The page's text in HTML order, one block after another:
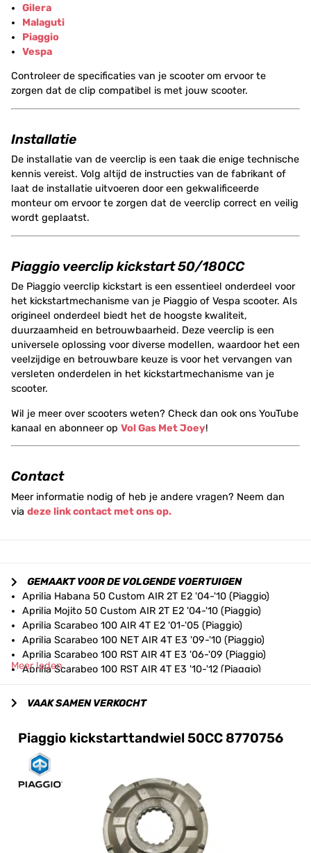
Gilera
Malaguti
Piaggio
Vespa
Controleer de specificaties van je scooter om ervoor te
zorgen dat de clip compatibel is met jouw scooter.
Installatie
De installatie van de veerclip is een taak die enige technische
kennis vereist. Volg altijd de instructies van de fabrikant of
laat de installatie uitvoeren door een gekwalificeerde
monteur om ervoor te zorgen dat de veerclip correct en veilig
wordt geplaatst.
Piaggio veerclip kickstart 50/180CC
De Piaggio veerclip kickstart is een essentieel onderdeel voor
het kickstartmechanisme van je Piaggio of Vespa scooter. Als
origineel onderdeel biedt het de hoogste kwaliteit,
duurzaamheid en betrouwbaarheid. Deze veerclip is een
universele oplossing voor diverse modellen, waardoor het een
veelzijdige en betrouwbare keuze is voor het vervangen van
versleten onderdelen in het kickstartmechanisme van je
scooter.
Wil je meer over scooters weten? Check dan ook ons YouTube
kanaal en abonneer op Vol Gas Met Joey!
Contact
Meer informatie nodig of heb je andere vragen? Neem dan
via deze link contact met ons op.
GEMAAKT VOOR DE VOLGENDE VOERTUIGEN
Aprilia Habana 50 Custom AIR 2T E2 '04-'10 (Piaggio)
Aprilia Mojito 50 Custom AIR 2T E2 '04-'10 (Piaggio)
Aprilia Scarabeo 100 AIR 4T E2 '01-'05 (Piaggio)
Aprilia Scarabeo 100 NET AIR 4T E3 '09-'10 (Piaggio)
Aprilia Scarabeo 100 RST AIR 4T E3 '06-'09 (Piaggio)
Aprilia Scarabeo 100 RST AIR 4T E3 '10-'12 (Piaggio)
Aprilia Scarabeo 50 AIR 4T 2V E2 '02-'06 (Piaggio)
Aprilia Scarabeo 50 NET AIR 4T 4V E2 '09-'10 (Piaggio)
Aprilia Scarabeo 50 RST AIR 4T 2V E2 '06-'09 (Piaggio)
Aprilia Scarabeo 50 RST AIR 4T 4V E2 '09-'12 (Piaggio)
Aprilia Scarabeo 50 RST AIR 4T 4V E2 '14-'17 (Piaggio)
Aprilia Scarabeo 50 Street AIR 2T E2 '05-'06 (Piaggio)
Aprilia Scarabeo 50 Street AIR 2T E2 '06-'09 (Piaggio)
Aprilia Scarabeo 50 Street AIR 2T E2 '10-'12 (Piaggio)
Aprilia Sport City 50 One AIR 2T E3 '08-'11
Meer laden
VAAK SAMEN VERKOCHT
Piaggio kickstarttandwiel 50CC 8770756